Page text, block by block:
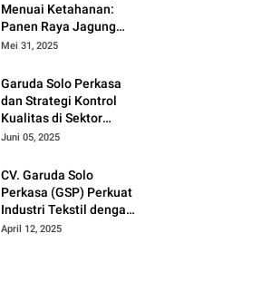
Menuai Ketahanan:
Panen Raya Jagung
Warnai Sinergi Polres
Moutong
Mei 31, 2025
Garuda Solo Perkasa
dan Strategi Kontrol
Kualitas di Sektor
Tekstil
Juni 05, 2025
CV. Garuda Solo
Perkasa (GSP) Perkuat
Industri Tekstil dengan
Produksi Kain Greige
April 12, 2025